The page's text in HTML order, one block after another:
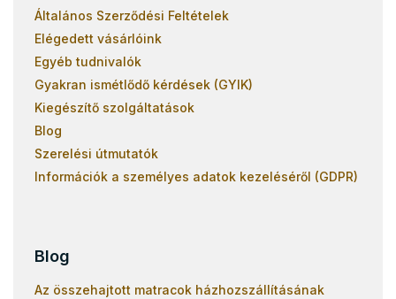
Általános Szerződési Feltételek
Elégedett vásárlóink
Egyéb tudnivalók
Gyakran ismétlődő kérdések (GYIK)
Kiegészítő szolgáltatások
Blog
Szerelési útmutatók
Információk a személyes adatok kezeléséről (GDPR)
Blog
Az összehajtott matracok házhozszállításának